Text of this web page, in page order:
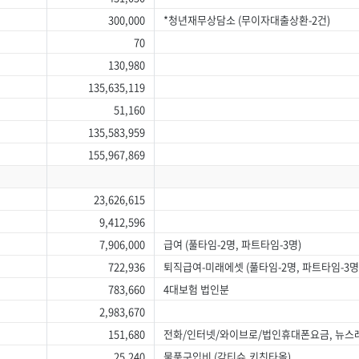
300,000
*청년재무상담소 (무이자대출상환-2건)
70
130,980
135,635,119
51,160
135,583,959
155,967,869
23,626,615
9,412,596
7,906,000
급여 (풀타임-2명, 파트타임-3명)
722,936
퇴직급여-미래에셋 (풀타임-2명, 파트타임-3
783,660
4대보험 법인분
2,983,670
151,680
전화/인터넷/와이브로/법인휴대폰요금, 뉴스